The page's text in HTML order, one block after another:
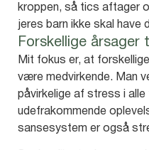
kroppen, så tics aftager
jeres barn ikke skal have
Forskellige årsager
Mit fokus er, at
være medvirkende. Man
påvirkelige af stress i
udefrakommende
sansesystem er også